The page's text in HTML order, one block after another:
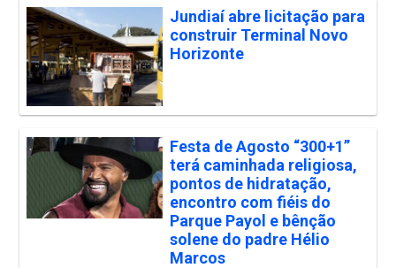
Jundiaí abre licitação para
construir Terminal Novo
Horizonte
Festa de Agosto “300+1”
terá caminhada religiosa,
pontos de hidratação,
encontro com fiéis do
Parque Payol e bênção
solene do padre Hélio
Marcos